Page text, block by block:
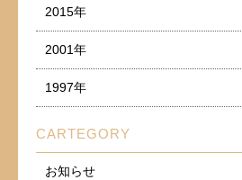
2015年
2001年
1997年
CARTEGORY
お知らせ